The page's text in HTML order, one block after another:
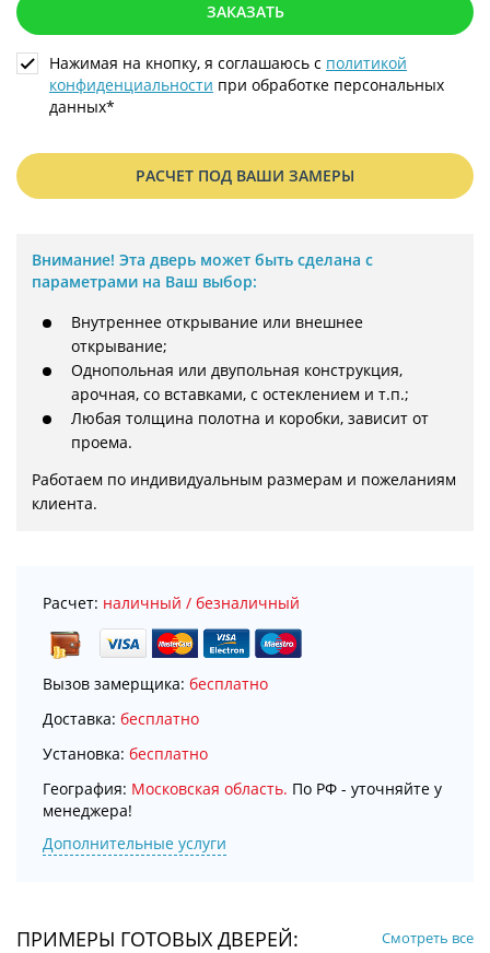
ЗАКАЗАТЬ
Нажимая на кнопку, я соглашаюсь с политикой
конфиденциальности при обработке персональных
данных*
РАСЧЕТ ПОД ВАШИ ЗАМЕРЫ
Внимание! Эта дверь может быть сделана с
параметрами на Ваш выбор:
Внутреннее открывание или внешнее
открывание;
Однопольная или двупольная конструкция,
арочная, со вставками, с остеклением и т.п.;
Любая толщина полотна и коробки, зависит от
проема.
Работаем по индивидуальным размерам и пожеланиям
клиента.
Расчет: наличный / безналичный
Вызов замерщика: бесплатно
Доставка: бесплатно
Установка: бесплатно
География: Московская область. По РФ - уточняйте у
менеджера!
Дополнительные услуги
ПРИМЕРЫ ГОТОВЫХ ДВЕРЕЙ: Смотреть все